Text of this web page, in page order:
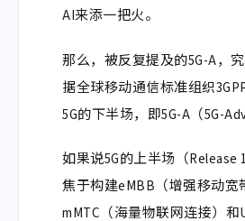
AI来添一把火。
那么，被反复提及的5G-A，
据全球移动通信标准组织
5G的下半场，即5G-A（5G-
如果说5G的上半场（Release
焦于构建eMBB（增强移动宽
mMTC（海量物联网连接）和